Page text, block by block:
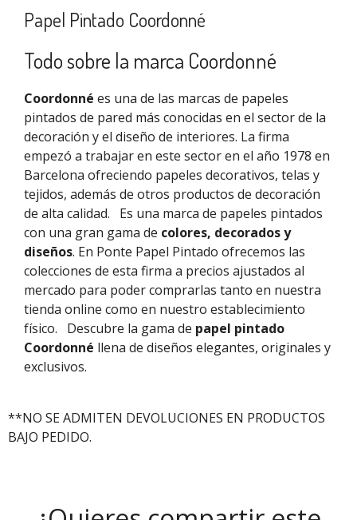
Papel Pintado Coordonné
Todo sobre la marca Coordonné
Coordonné es una de las marcas de papeles
pintados de pared más conocidas en el sector de la
decoración y el diseño de interiores. La firma
empezó a trabajar en este sector en el año 1978 en
Barcelona ofreciendo papeles decorativos, telas y
tejidos, además de otros productos de decoración
de alta calidad.
Es una marca de papeles pintados
con una gran gama de colores, decorados y
diseños. En Ponte Papel Pintado ofrecemos las
colecciones de esta firma a precios ajustados al
mercado para poder comprarlas tanto en nuestra
tienda online como en nuestro establecimiento
físico.
Descubre la gama de papel pintado
Coordonné llena de diseños elegantes, originales y
exclusivos.
**NO SE ADMITEN DEVOLUCIONES EN PRODUCTOS
BAJO PEDIDO.